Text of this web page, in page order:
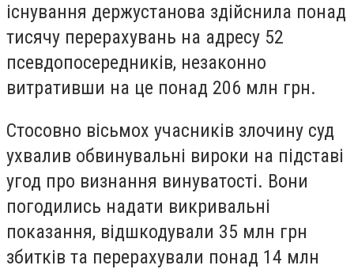
існування держустанова здійснила понад
тисячу перерахувань на адресу 52
псевдопосередників, незаконно
витративши на це понад 206 млн грн.
Стосовно вісьмох учасників злочину суд
ухвалив обвинувальні вироки на підставі
угод про визнання винуватості. Вони
погодились надати викривальні
показання, відшкодували 35 млн грн
збитків та перерахували понад 14 млн